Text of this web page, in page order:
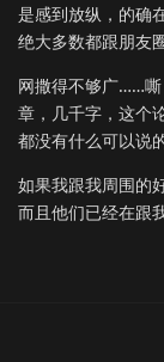
是感到放纵，的确
绝大多数都跟朋友
网撒得不够广……嘶
章，几千字，这个
都没有什么可以说
如果我跟我周围的
而且他们已经在跟